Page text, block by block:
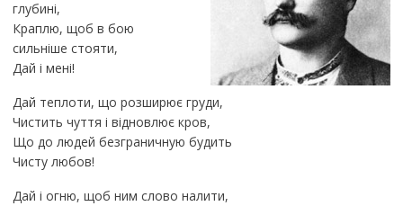
глубині,
Краплю, щоб в бою
сильніше стояти,
Дай і мені!
Дай теплоти, що розширює груди,
Чистить чуття і відновлює кров,
Що до людей безграничную будить
Чисту любов!
Дай і огню, щоб ним слово налити,